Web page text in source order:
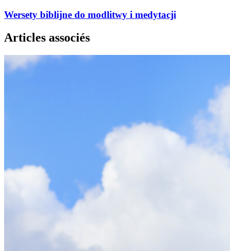
Wersety biblijne do modlitwy i medytacji
Articles associés